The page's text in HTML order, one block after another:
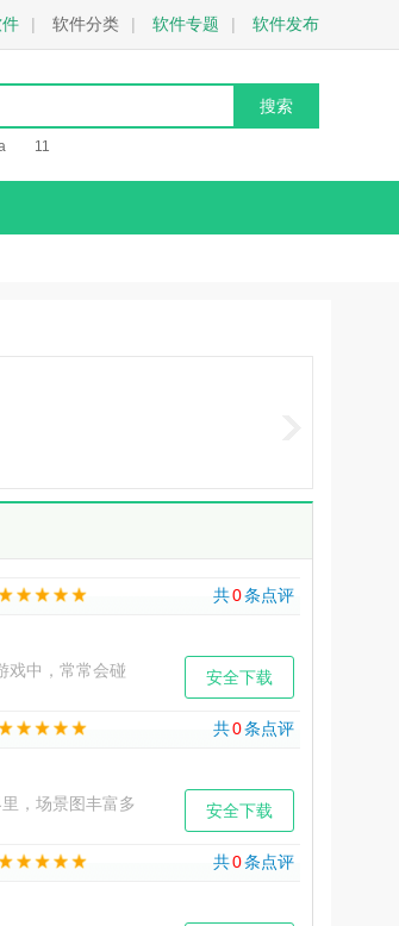
| 软件分类 | 软件专题 | 软件发布
11
共0条点评
中，常常会碰
安全下载
共0条点评
，场景图丰富多
安全下载
共0条点评